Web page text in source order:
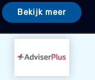
Bekijk meer